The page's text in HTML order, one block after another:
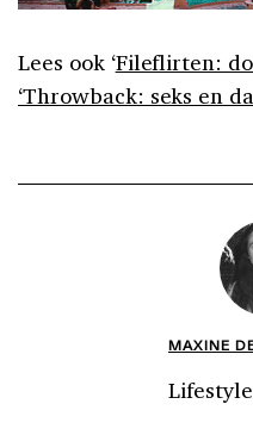
Lees ook ‘Fileflirten:
‘Throwback: seks en
MAXINE